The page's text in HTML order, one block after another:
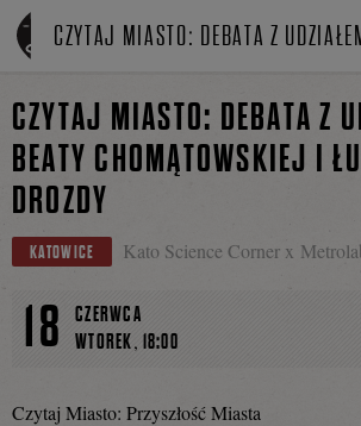
Linki do przejścia
CZYTAJ MIASTO: DEBATA Z
BEATY CHOMĄTOWSKIEJ I
DROZDY
KATOWICE Kato Science Corner x
18
CZERWCA
WTOREK, 18:00
Czytaj Miasto: Przyszłość Miasta